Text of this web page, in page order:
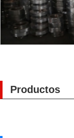
Productos